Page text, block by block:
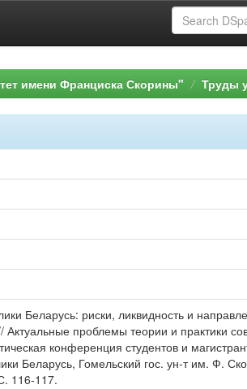
имени Франциска Скорины" Труды
Беларусь: риски, ликвидность и
проблемы теории и практики
конференция студентов и
Беларусь, Гомельский гос. ун-т им. Ф.
116-117.